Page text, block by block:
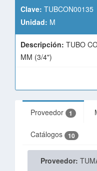
Clave: TUBCON00135
Unidad: M
Descripción: TUBO
MM (3/4")
Proveedor 1
Catálogos 10
Proveedor: